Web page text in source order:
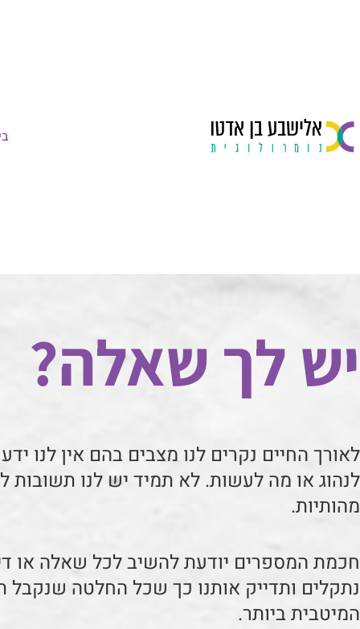
יש לך שאלה?
לאורך החיים נקרים לנו מצבים בהם אין לנו
לנהוג או מה לעשות. לא תמיד יש לנו תשובות
מהותיות.
חכמת המספרים יודעת להשיב לכל שאלה או
נתקלים ותדייק אותנו כך שכל החלטה
המיטבית ביותר.